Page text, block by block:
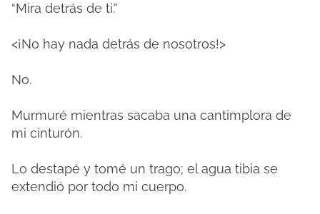
“Mira detrás de ti.”
<¡No hay nada detrás de nosotros!>
No.
Murmuré mientras sacaba una cantimplora de
mi cinturón.
Lo destapé y tomé un trago; el agua tibia se
extendió por todo mi cuerpo.